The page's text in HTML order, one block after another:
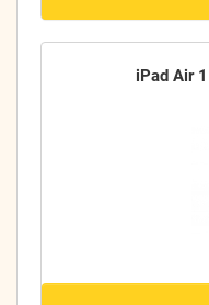
iPad Air